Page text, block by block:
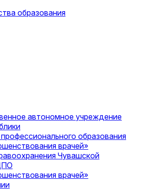
образования
автономное учреждение
образования
врачей»
Чувашской
врачей»